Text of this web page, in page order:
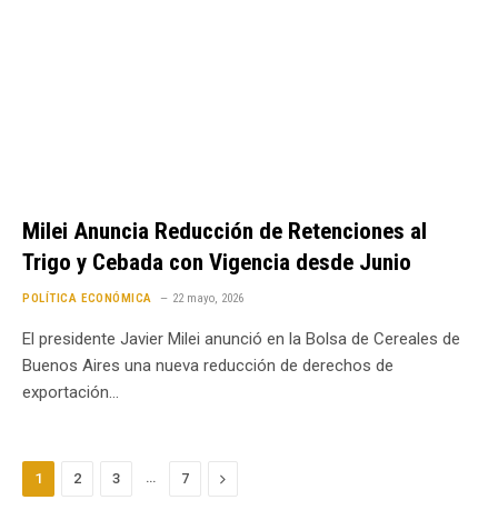
Milei Anuncia Reducción de Retenciones al
Trigo y Cebada con Vigencia desde Junio
POLÍTICA ECONÓMICA 22 mayo, 2026
El presidente Javier Milei anunció en la Bolsa de Cereales de
Buenos Aires una nueva reducción de derechos de
exportación…
1 2 3 … 7 Next